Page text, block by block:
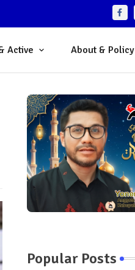
Active About & Policy
Popular Posts